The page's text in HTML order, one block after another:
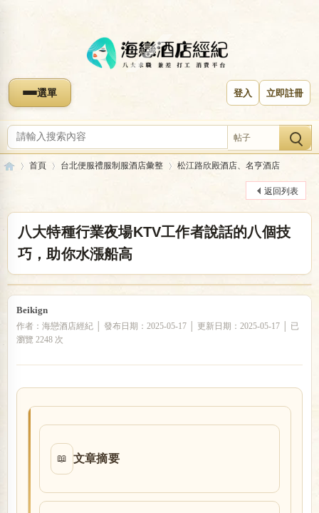
選單 登入 立即註冊
帖子
首頁
›
台北便服禮服制服酒店彙整
›
松江路欣殿酒店、名亨酒店
返回列表
八大特種行業夜場KTV工作者說話的八個技
巧，助你水漲船高
Beikign
作者：海戀酒店經紀 │ 發布日期：2025-05-17 │ 更新日期：2025-05-17 │ 已
瀏覽 2248 次
📖 文章摘要